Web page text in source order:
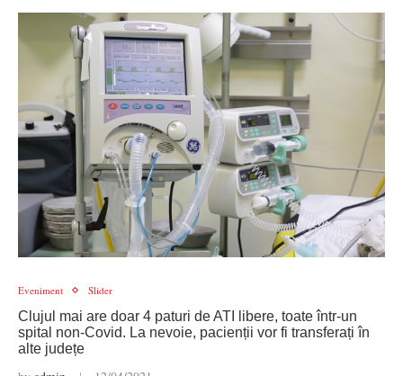
Eveniment Slider
Clujul mai are doar 4 paturi de ATI libere, toate într-un
spital non-Covid. La nevoie, pacienții vor fi transferați în
alte județe